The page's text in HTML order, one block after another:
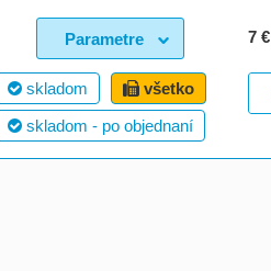
7 €
skladom
všetko
skladom - po objednaní
Parametre